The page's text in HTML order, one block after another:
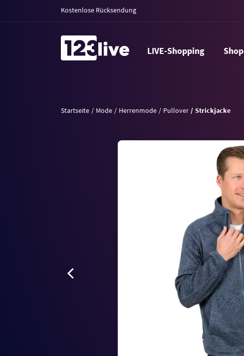
Kostenlose Rücksendung
LIVE-Shopping Shop
Startseite Mode Herrenmode Pullover Strickjacke